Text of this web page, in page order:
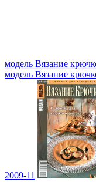
модель Вязание
модель Вязание
2009-11